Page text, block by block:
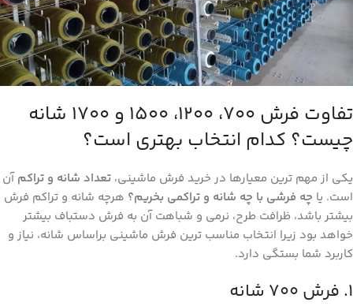
تفاوت فرش ۷۰۰، ۱۲۰۰، ۱۵۰۰ و ۱۷۰۰ شانه
چیست؟ کدام انتخاب بهتری است؟
یکی از مهم ‌ترین معیارها در خرید فرش ماشینی، تعداد شانه و تراکمآن
است. یا چه فرشی با چه شانه و تراکمی بخریم؟ هرچه شانه و تراکم فرش
بیشتر باشد، ظرافت طرح، نرمی و شباهت آن به فرش دستباف بیشتر
خواهد بود زیرا انتخاب مناسب ‌ترین فرش ماشینی براساس شانه، نیاز و
کاربرد شما بستگی دارد.
۱. فرش ۷۰۰ شانه